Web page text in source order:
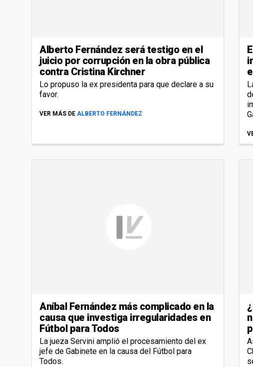
Alberto Fernández será testigo en el
juicio por corrupción en la obra pública
contra Cristina Kirchner
Lo propuso la ex presidenta para que declare a su
favor.
VER MÁS DE ALBERTO FERNÁNDEZ
Aníbal Fernández más complicado en la
causa que investiga irregularidades en
Fútbol para Todos
La jueza Servini amplió el procesamiento del ex
jefe de Gabinete en la causa del Fútbol para
Todos.